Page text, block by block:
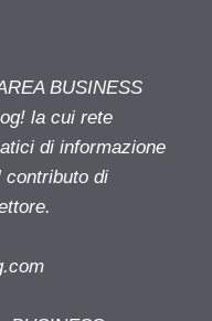
BUSINESS
la cui rete
di informazione
contributo di